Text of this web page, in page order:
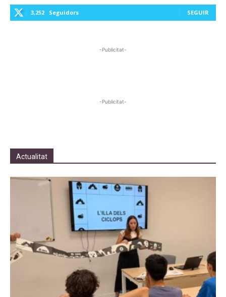
3,252 Seguidors SEGUIR
-Publicitat-
-Publicitat-
Actualitat